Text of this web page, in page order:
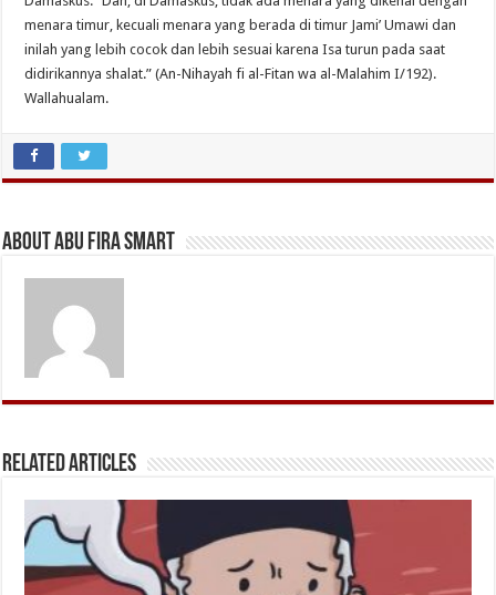
menara timur, kecuali menara yang berada di timur Jami’ Umawi dan
inilah yang lebih cocok dan lebih sesuai karena Isa turun pada saat
didirikannya shalat.” (An-Nihayah fi al-Fitan wa al-Malahim I/192).
Wallahualam.
About Abu Fira Smart
Related Articles